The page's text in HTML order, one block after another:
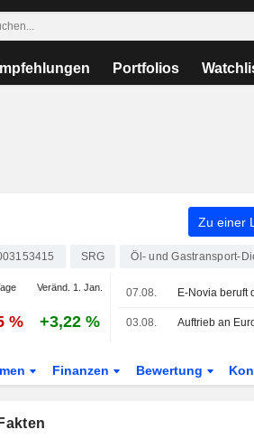
Portfolios
Zu einer
SRG Öl- und Gastransport-
Veränd. 1. Jan.
% +3,22 %
07.08.
03.08.
Finanzen Bewertung